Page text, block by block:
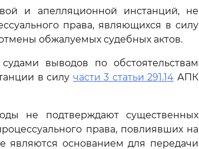
и апелляционной инстанций, не
права, являющихся в силу
обжалуемых судебных актов.
выводов по обстоятельствам
в силу части 3 статьи 291.14 АПК
не подтверждают существенных
права, повлиявших на
основанием для передачи